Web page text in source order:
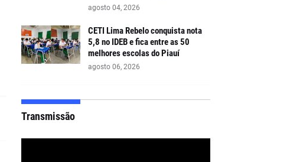
agosto 04, 2026
CETI Lima Rebelo conquista nota
5,8 no IDEB e fica entre as 50
melhores escolas do Piauí
agosto 06, 2026
Transmissão